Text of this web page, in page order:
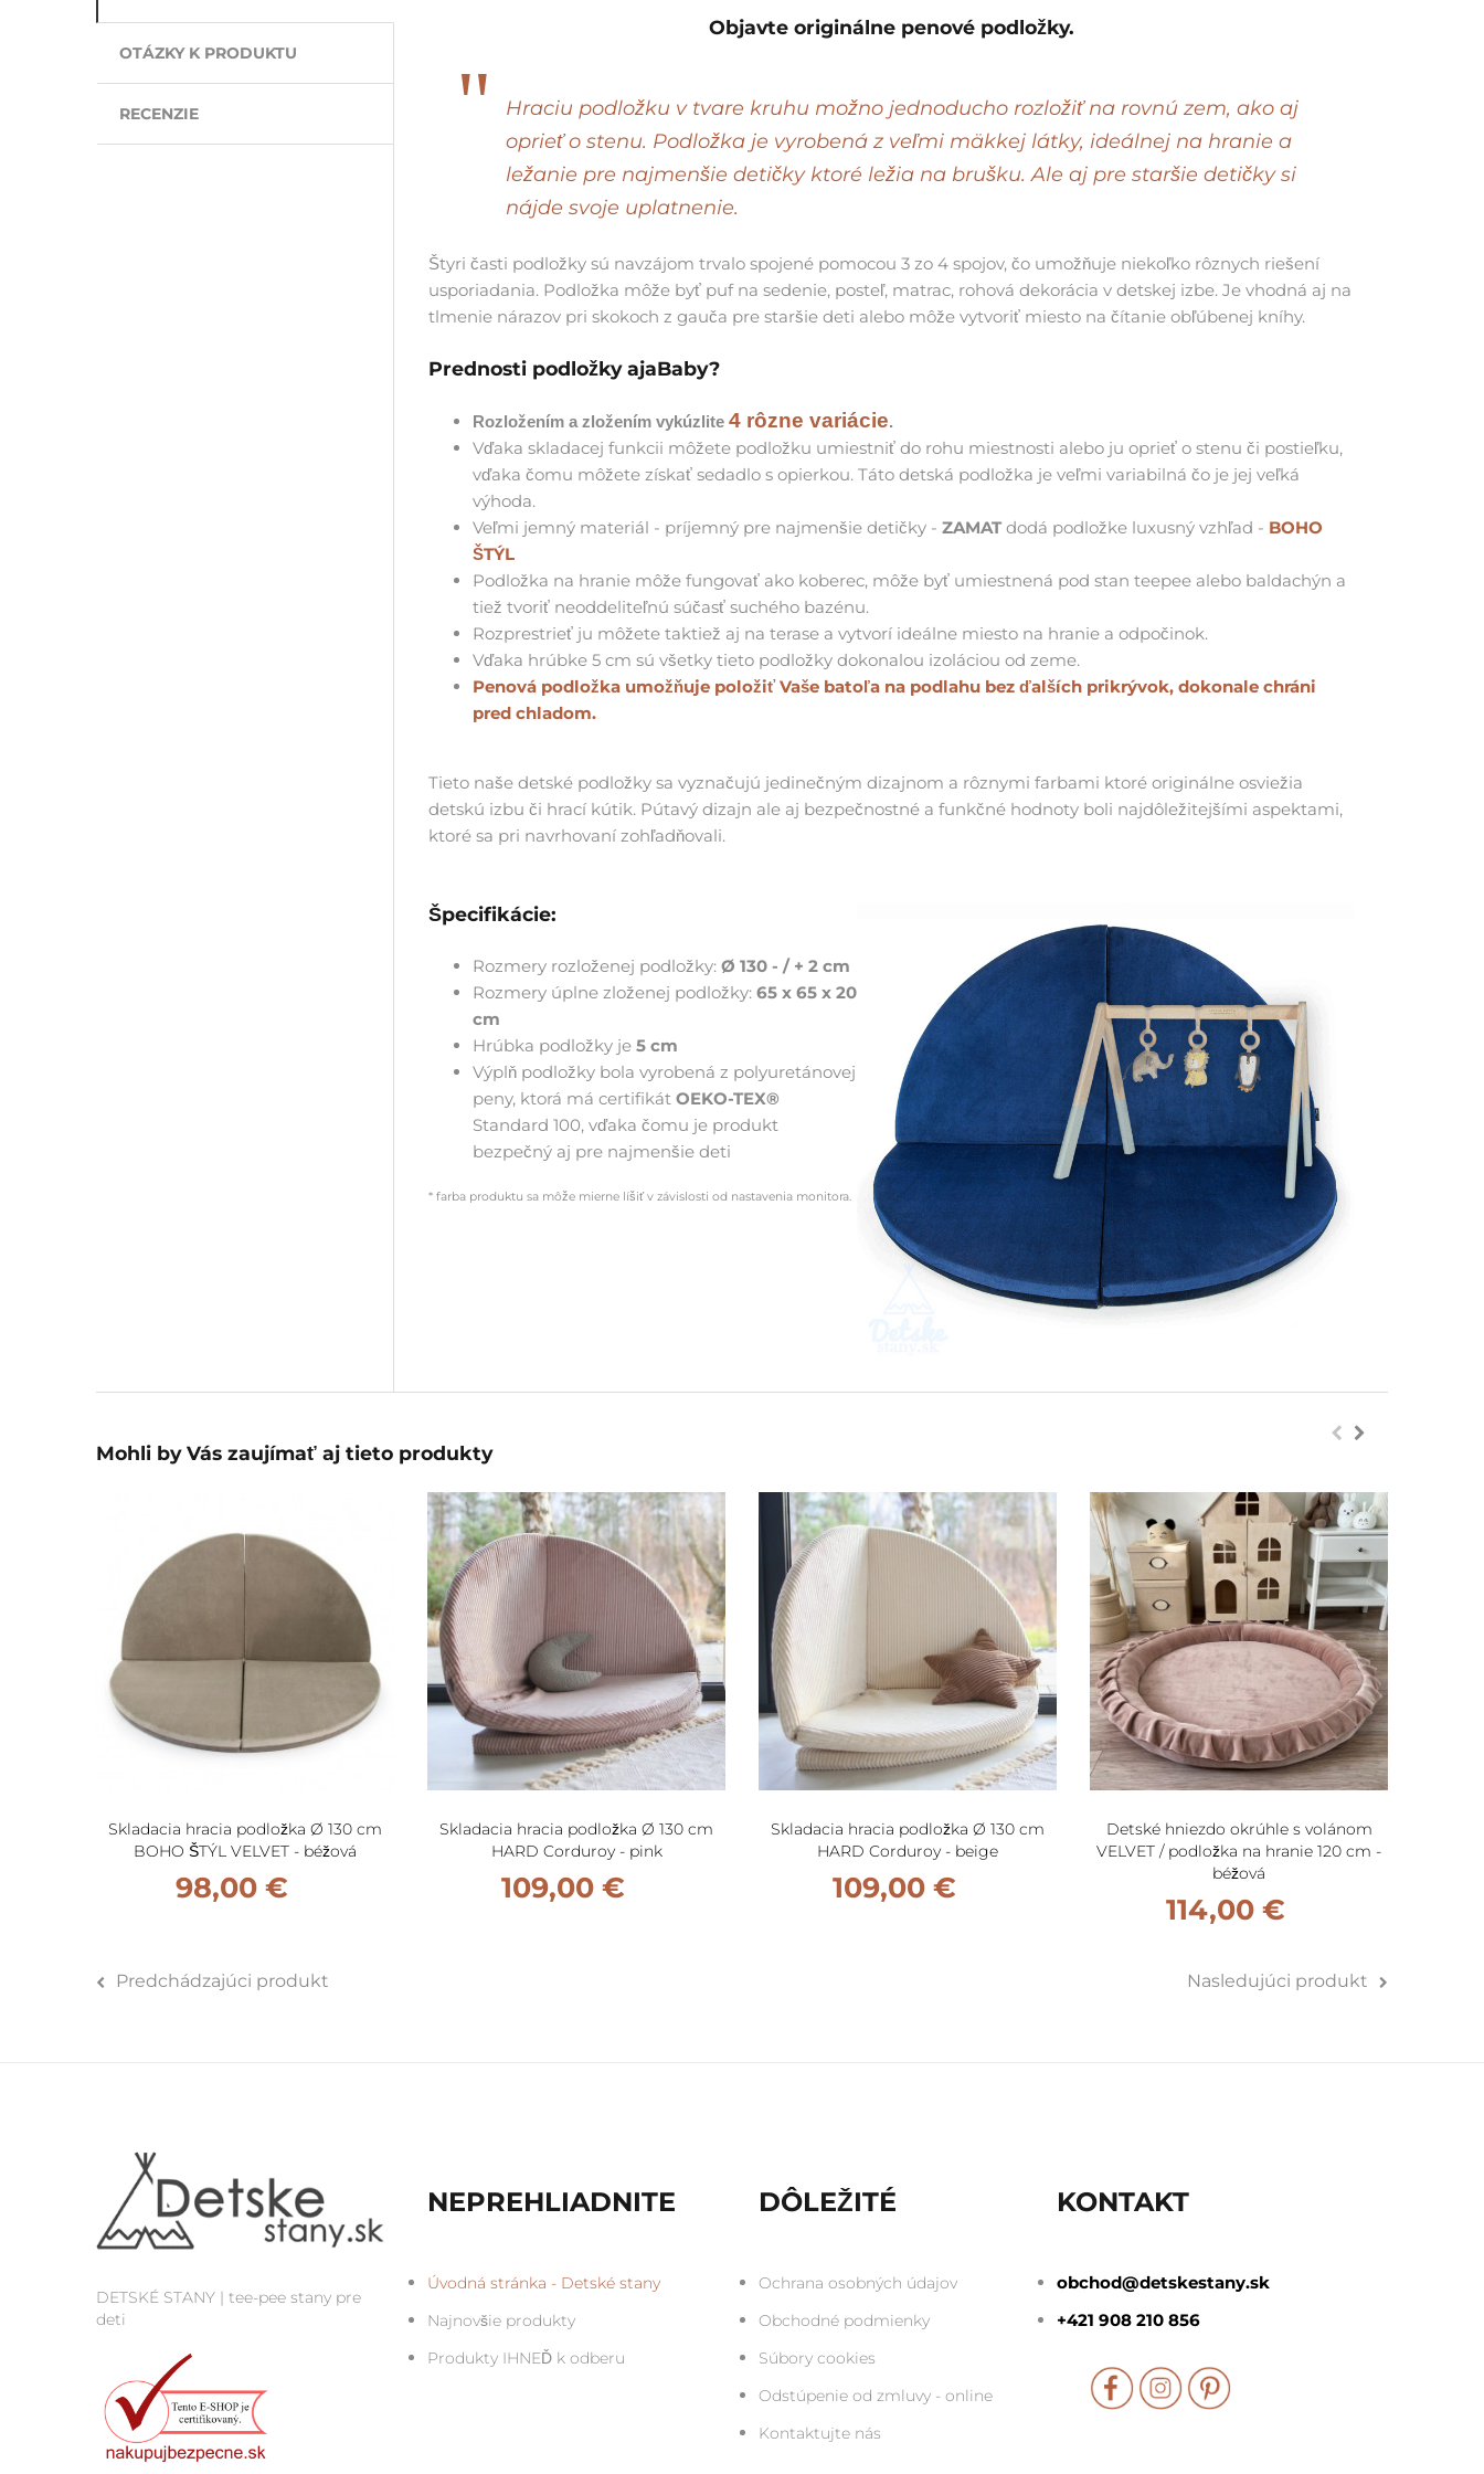
OTÁZKY K PRODUKTU
RECENZIE
Objavte originálne penové podložky.
Hraciu podložku v tvare kruhu možno jednoducho rozložiť na rovnú zem, ako aj
oprieť o stenu. Podložka je vyrobená z veľmi mäkkej látky, ideálnej na hranie a
ležanie pre najmenšie detičky ktoré ležia na brušku.Ale aj pre staršie detičky si
nájde svoje uplatnenie.
Štyri časti podložky sú navzájom trvalo spojené pomocou 3 zo 4 spojov, čo umožňuje niekoľko rôznych riešení
usporiadania. Podložka môže byť puf na sedenie, posteľ, matrac, rohová dekorácia v detskej izbe. Je vhodná aj na
tlmenie nárazov pri skokoch z gauča pre staršie deti alebo môže vytvoriť miesto na čítanie obľúbenej kníhy.
Prednosti podložky ajaBaby?
Rozložením a zložením vykúzlite 4 rôzne variácie.
Vďaka skladacej funkcii môžete podložku umiestniť do rohu miestnosti alebo ju oprieť o stenu či postieľku,
vďaka čomu môžete získať sedadlo s opierkou. Táto detská podložka je veľmi variabilná čo je jej veľká
výhoda.
Veľmi jemný materiál - príjemný pre najmenšie detičky - ZAMATdodá podložke luxusný vzhľad - BOHO
ŠTÝL
Podložka na hranie môže fungovať ako koberec, môže byť umiestnená pod stan teepee alebo baldachýn a
tiež tvoriť neoddeliteľnú súčasť suchého bazénu.
Rozprestrieť ju môžete taktiež aj na terase a vytvorí ideálne miesto na hranie a odpočinok.
Vďaka hrúbke 5 cm sú všetky tieto podložky dokonalou izoláciou od zeme.
Penová podložka umožňuje položiť Vaše batoľa na podlahu bez ďalších prikrývok, dokonale chráni
pred chladom.
Tieto naše detské podložky sa vyznačujú jedinečným dizajnom a rôznymi farbami ktoré originálne osviežia
detskú izbu či hrací kútik. Pútavý dizajn ale aj bezpečnostné a funkčné hodnoty boli najdôležitejšími aspektami,
ktoré sa pri navrhovaní zohľadňovali.
Špecifikácie:
Rozmery rozloženej podložky: Ø 130 - / + 2 cm
Rozmery úplne zloženej podložky: 65 x 65 x 20
cm
Hrúbka podložky je 5 cm
Výplň podložky bola vyrobená z polyuretánovej
peny, ktorá má certifikát OEKO-TEX®
Standard 100, vďaka čomu je produkt
bezpečný aj pre najmenšie deti
* farba produktu sa môže mierne líšiť v závislosti od nastavenia monitora.
Mohli by Vás zaujímať aj tieto produkty
Skladacia hracia podložka Ø 130 cm
BOHO ŠTÝL VELVET - béžová
98,00 €
Skladacia hracia podložka Ø 130 cm
HARD Corduroy - pink
109,00 €
Skladacia hracia podložka Ø 130 cm
HARD Corduroy - beige
109,00 €
Detské hniezdo okrúhle s volánom
VELVET / podložka na hranie 120 cm -
béžová
114,00 €
Predchádzajúci produkt Nasledujúci produkt
DETSKÉ STANY | tee-pee stany pre
deti
NEPREHLIADNITE
Úvodná stránka - Detské stany
Najnovšie produkty
Produkty IHNEĎ k odberu
DÔLEŽITÉ
Ochrana osobných údajov
Obchodné podmienky
Súbory cookies
Odstúpenie od zmluvy - online
Kontaktujte nás
KONTAKT
obchod@detskestany.sk
+421 908 210 856